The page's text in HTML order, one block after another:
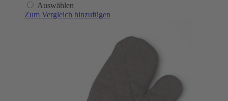
Auswählen
Zum Vergleich hinzufügen